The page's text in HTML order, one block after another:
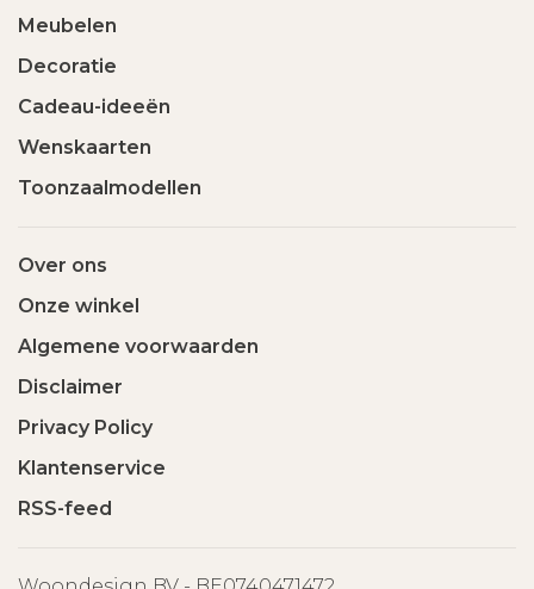
Meubelen
Decoratie
Cadeau-ideeën
Wenskaarten
Toonzaalmodellen
Over ons
Onze winkel
Algemene voorwaarden
Disclaimer
Privacy Policy
Klantenservice
RSS-feed